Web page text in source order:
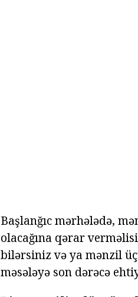
Başlanğıc mərhələdə,
olacağına qərar
bilərsiniz və ya mənzil
məsələyə son dərəcə